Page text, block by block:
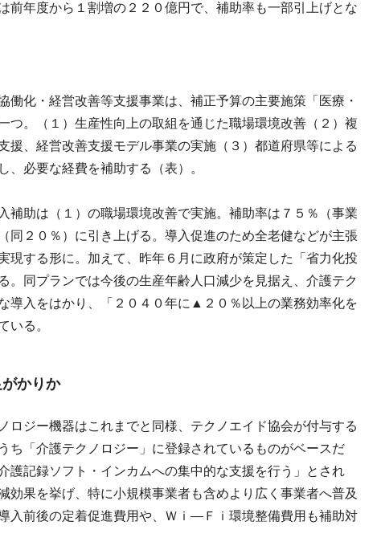
前年度から１割増の２２０億円で、補助率も一部引上げとな
化・経営改善等支援事業は、補正予算の主要施策「医療・
つ。（１）生産性向上の取組を通じた職場環境改善（２）複
援、経営改善支援モデル事業の実施（３）都道府県等による
必要な経費を補助する（表）。
補助は（１）の職場環境改善で実施。補助率は７５％（事業
同２０％）に引き上げる。導入促進のため全老健などが主張
現する形に。加えて、昨年６月に政府が策定した「省力化投
。同プランでは今後の生産年齢人口減少を見据え、介護テク
導入をはかり、「２０４０年に▲２０％以上の業務効率化を
いる。
かりか
ジー機器はこれまでと同様、テクノエイド協会が付与する
ち「介護テクノロジー」に登録されているものがベースだ
護記録ソフト・インカムへの集中的な支援を行う」とされ
効果を挙げ、特に小規模事業者も含めより広く事業者へ普及
入前後の定着促進費用や、Ｗｉ―Ｆｉ環境整備費用も補助対